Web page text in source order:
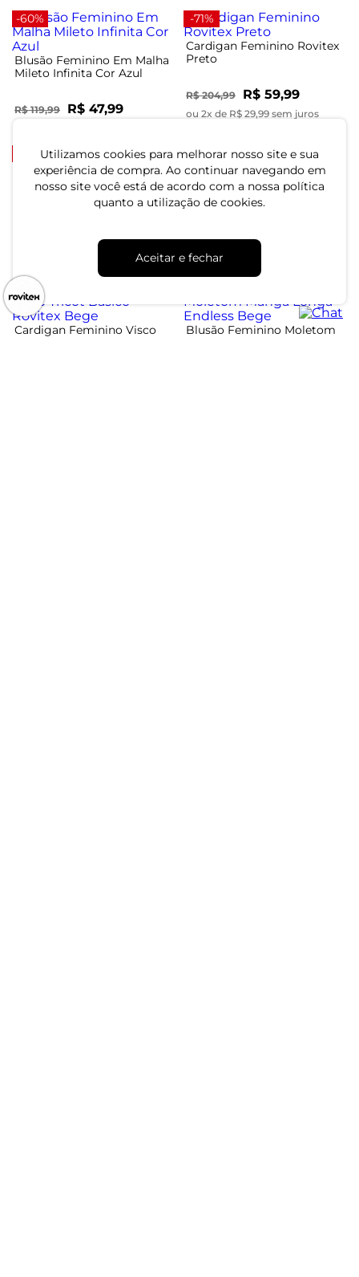
Utilizamos cookies para melhorar nosso site e sua
experiência de compra. Ao continuar navegando em
nosso site você está de acordo com a nossa política
quanto a utilização de cookies.
Aceitar e fechar
-60%
Blusão Feminino Em Malha
Mileto Infinita Cor Azul
R$ 119,99 R$ 47,99
-71%
Cardigan Feminino Rovitex
Preto
R$ 204,99 R$ 59,99
ou 2x de R$ 29,99 sem juros
-60%
Blusão Feminino Básico
Rovitex Rosa
ou 1x de R$ 43,99 sem juros
-50%
Blusão Feminino Básico
Moletom Peluciado Rovitex
R$ 49,99
ou 1x de R$ 49,99 sem juros
-50%
Cardigan Feminino Visco
Blusão Feminino Moletom